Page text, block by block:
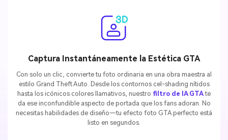
Captura Instantáneamente la Estética GTA
Con solo un clic, convierte tu foto ordinaria en una obra maestra al
estilo Grand Theft Auto. Desde los contornos cel-shading nítidos
hasta los icónicos colores llamativos, nuestro filtro de IA GTAte
da ese inconfundible aspecto de portada que los fans adoran. No
necesitas habilidades de diseño—tu efecto foto GTA perfecto está
listo en segundos.